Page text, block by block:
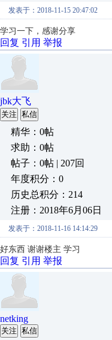
发表于：2018-11-15 20:47:02
学习一下，感谢分享
回复 引用 举报
jbk大飞
关注 私信
精华：0帖
求助：0帖
帖子：0帖 | 207回
年度积分：0
历史总积分：214
注册：2018年6月06日
发表于：2018-11-16 14:14:29
好东西 谢谢楼主 学习
回复 引用 举报
netking
关注 私信